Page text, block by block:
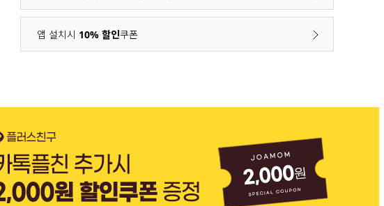
앱 설치시 10% 할인쿠폰